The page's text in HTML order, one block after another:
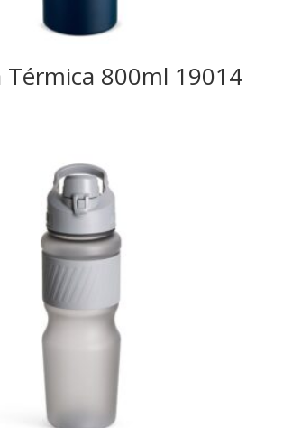
Térmica 800ml 19014